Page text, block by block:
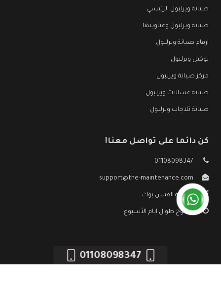
صيانة ويرلبول الرئيسي
صيانة ويرلبول وعناوينها
ارقام صيانة ويرلبول
توكيل ويرلبول
مركز صيانة ويرلبول
صيانة غسالات ويرلبول
صيانة ثلاجات ويرلبول
كن دائما على تواصل معنا!
01108098347
support@the-maintenance.com
صفحة الفيس بوك
مفتوح طوال ايام الأسبوع
01108098347